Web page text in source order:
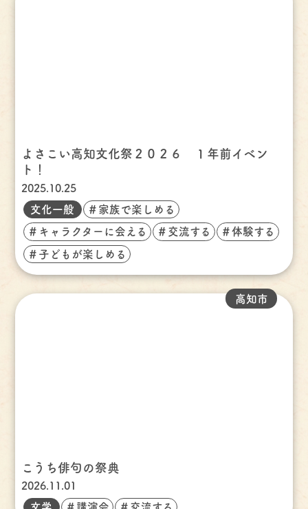
よさこい高知文化祭２０２６ １年前イベン
ト！
2025.10.25
文化一般 ＃家族で楽しめる
＃キャラクターに会える ＃交流する ＃体験する
＃子どもが楽しめる
こうち俳句の祭典
2026.11.01
高知市